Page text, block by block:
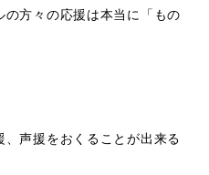
の方々の応援は本当に「もの
声援をおくることが出来る